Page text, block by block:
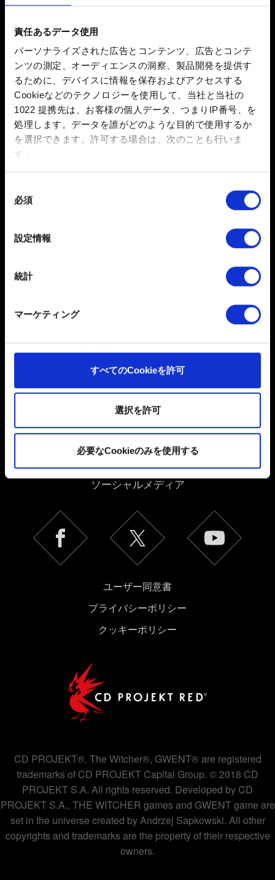
責任あるデータ使用
パーソナライズされた広告とコンテンツ、広告とコンテ
ンツの測定、オーディエンスの洞察、製品開発を提供す
るために、デバイスに情報を保存およびアクセスする
Cookieなどのテクノロジーを使用して、当社と当社の
1022 提携先は、お客様の個人データ、つまりIP番号、を
処理します。データを誰がどのような目的で使用するか
を選択できます。 許可する場合は、次のことも行いま
す：
数メートル以内の誤差の地理的な位置情報を収集
特定の特性（フィンガープリント）を積極的にス
詳細セクション
で個人データの処理方法と設定を行って
ください。「Cookie宣言」からいつでも同意を変更また
だくために必要なものです。その他のCookieは、ウェブ
サイトの品質向上のために、オプションとして技術的お
た、ソーシャルメディア上などでお客様が興味を持ちそ
うなコンテンツをお届けするために、一部のCookieをパ
これらのオプションが有効になることはありません。
Cookieの使用およびパフォーマンスの変更点に関する詳
細は、下記の「設定」メニューでご確認ください。
必須
設定情報
統計
マーケティング
すべてのCookieを許可
選択を許可
必要なCookieのみを使用する
ファイルを追加
このレポートにファイルを添付できます。例：グラフィック
関連の問題の場合、画面写真
容量制限：12 MB
参照
個人データの取り扱いに関するお知らせ
日本語
ソーシャルメディア
ユーザー同意書
プライバシーポリシー
クッキーポリシー
CD PROJEKT®, The Witcher®, GWENT® are registered
trademarks of CD PROJEKT Capital Group. © 2018 CD
PROJEKT S.A. All rights reserved. Developed by CD
PROJEKT S.A., THE WITCHER games and GWENT game are
set in the universe created by Andrzej Sapkowski. All other
copyrights and trademarks are the property of their respective
owners.